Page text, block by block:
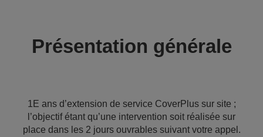
Présentation générale
1E ans d’extension de service CoverPlus sur site ;
l’objectif étant qu’une intervention soit réalisée sur
place dans les 2 jours ouvrables suivant votre appel.